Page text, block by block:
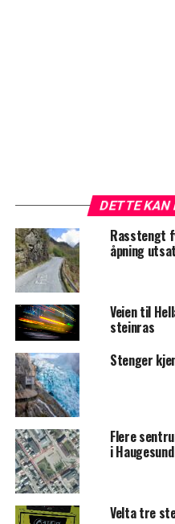
DETTE KAN
Rasstengt
åpning
Veien til
steinras
Stenger
Flere
i Haugesund
Velta tre